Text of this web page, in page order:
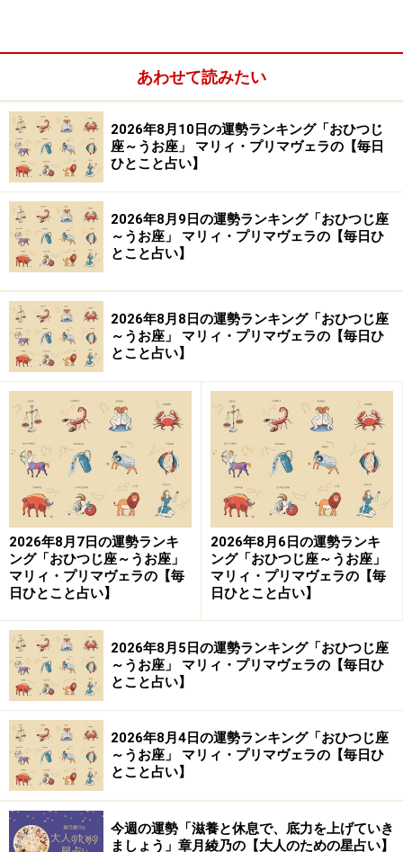
「おとめ座」の今日の運勢
友人とぶつかると収拾がつかなくなりそう。一刻も早く
仲直りを。
＞【12星座別】夏を乗り切るあなたの「スタミナアップ
10位：ふたご座／双子座（5月21日～6月21
日生まれ）
「ふたご座」の今日の運勢
困った時には人に助けを求めよう。意地を張らなくて大
丈夫。
＞【12星座別】夏を乗り切るあなたの「スタミナアップ
法」！
9位：おひつじ座／牡羊座（3月21日～4月
19日生まれ）
「おひつじ座」の今日の運勢
自分を素直に表現しよう。つらいなら目上の人に甘えて
みて。
＞【12星座別】夏を乗り切るあなたの「スタミナアップ
あわせて読みたい
2026年8月10日の運勢ランキング「おひつじ
座～うお座」 マリィ・プリマヴェラの【毎日
ひとこと占い】
2026年8月9日の運勢ランキング「おひつじ座
～うお座」 マリィ・プリマヴェラの【毎日ひ
とこと占い】
2026年8月8日の運勢ランキング「おひつじ座
～うお座」 マリィ・プリマヴェラの【毎日ひ
とこと占い】
2026年8月7日の運勢ランキ
ング「おひつじ座～うお座」
マリィ・プリマヴェラの【毎
日ひとこと占い】
2026年8月6日の運勢ランキ
ング「おひつじ座～うお座」
マリィ・プリマヴェラの【毎
日ひとこと占い】
2026年8月5日の運勢ランキング「おひつじ座
～うお座」 マリィ・プリマヴェラの【毎日ひ
とこと占い】
2026年8月4日の運勢ランキング「おひつじ座
～うお座」 マリィ・プリマヴェラの【毎日ひ
とこと占い】
今週の運勢「滋養と休息で、底力を上げていき
ましょう」章月綾乃の【大人のための星占い】